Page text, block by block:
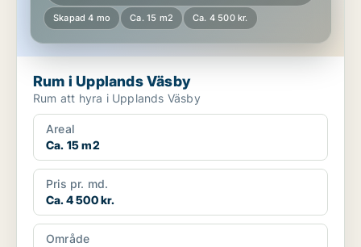
Skapad 4 mo Ca. 15 m2 Ca. 4 500 kr.
Rum i Upplands Väsby
Rum att hyra i Upplands Väsby
Areal
Ca. 15 m2
Pris pr. md.
Ca. 4 500 kr.
Område